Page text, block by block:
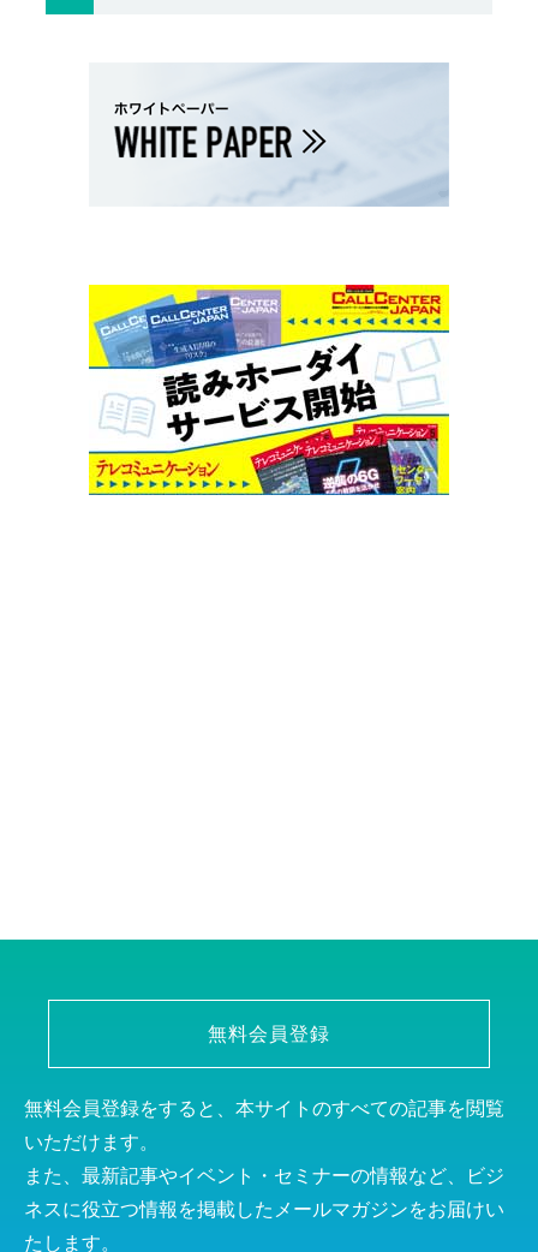
無料会員登録
無料会員登録をすると、本サイトのすべての記事を閲覧
いただけます。
また、最新記事やイベント・セミナーの情報など、ビジ
ネスに役立つ情報を掲載したメールマガジンをお届けい
たします。